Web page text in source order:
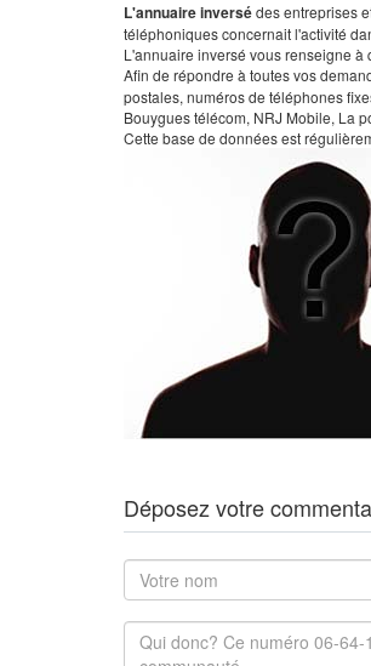
L'annuaire inversédes entreprises
téléphoniques concernait l'activité
L'annuaire inversé vous renseigne
Afin de répondre à toutes vos
postales, numéros de téléphones
Bouygues télécom, NRJ Mobile, La
Cette base de données est
Déposez votre